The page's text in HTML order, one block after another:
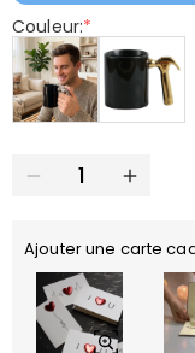
Couleur:*
Ajouter une carte